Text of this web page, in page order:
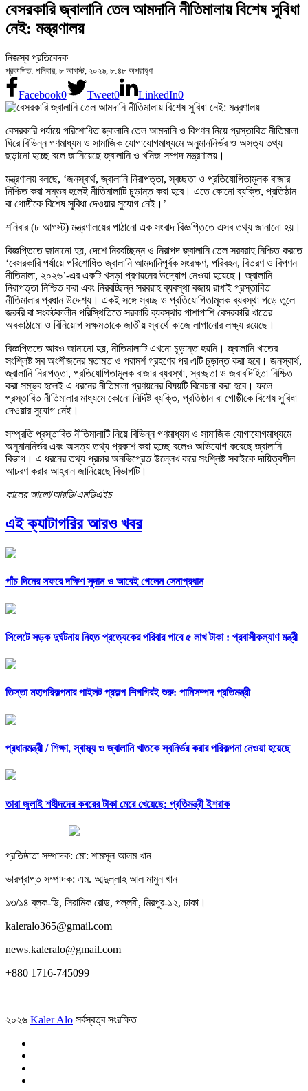
বেসরকারি জ্বালানি তেল আমদানি নীতিমালায় বিশেষ সুবিধা
নেই: মন্ত্রণালয়
নিজস্ব প্রতিবেদক
প্রকাশিত: শনিবার, ৮ আগস্ট, ২০২৬, ৮:৪৮ অপরাহ্ণ
Facebook0 Tweet0 LinkedIn0
বেসরকারি পর্যায়ে পরিশোধিত জ্বালানি তেল আমদানি ও বিপণন নিয়ে প্রস্তাবিত নীতিমালা
ঘিরে বিভিন্ন গণমাধ্যম ও সামাজিক যোগাযোগমাধ্যমে অনুমাননির্ভর ও অসত্য তথ্য
ছড়ানো হচ্ছে বলে জানিয়েছে জ্বালানি ও খনিজ সম্পদ মন্ত্রণালয়।
মন্ত্রণালয় বলছে, ‘জনস্বার্থ, জ্বালানি নিরাপত্তা, স্বচ্ছতা ও প্রতিযোগিতামূলক বাজার
নিশ্চিত করা সম্ভব হলেই নীতিমালাটি চূড়ান্ত করা হবে। এতে কোনো ব্যক্তি, প্রতিষ্ঠান
বা গোষ্ঠীকে বিশেষ সুবিধা দেওয়ার সুযোগ নেই।’
শনিবার (৮ আগস্ট) মন্ত্রণালয়ের পাঠানো এক সংবাদ বিজ্ঞপ্তিতে এসব তথ্য জানানো হয়।
বিজ্ঞপ্তিতে জানানো হয়, দেশে নিরবচ্ছিন্ন ও নিরাপদ জ্বালানি তেল সরবরাহ নিশ্চিত করতে
‘বেসরকারি পর্যায়ে পরিশোধিত জ্বালানি আমদানিপূর্বক সংরক্ষণ, পরিবহন, বিতরণ ও বিপণন
নীতিমালা, ২০২৬’-এর একটি খসড়া প্রণয়নের উদ্যোগ নেওয়া হয়েছে। জ্বালানি
নিরাপত্তা নিশ্চিত করা এবং নিরবচ্ছিন্ন সরবরাহ ব্যবস্থা বজায় রাখাই প্রস্তাবিত
নীতিমালার প্রধান উদ্দেশ্য। একই সঙ্গে স্বচ্ছ ও প্রতিযোগিতামূলক ব্যবস্থা গড়ে তুলে
জরুরি বা সংকটকালীন পরিস্থিতিতে সরকারি ব্যবস্থার পাশাপাশি বেসরকারি খাতের
অবকাঠামো ও বিনিয়োগ সক্ষমতাকে জাতীয় স্বার্থে কাজে লাগানোর লক্ষ্য রয়েছে।
বিজ্ঞপ্তিতে আরও জানানো হয়, নীতিমালাটি এখনো চূড়ান্ত হয়নি। জ্বালানি খাতের
সংশ্লিষ্ট সব অংশীজনের মতামত ও পরামর্শ গ্রহণের পর এটি চূড়ান্ত করা হবে। জনস্বার্থ,
জ্বালানি নিরাপত্তা, প্রতিযোগিতামূলক বাজার ব্যবস্থা, স্বচ্ছতা ও জবাবদিহিতা নিশ্চিত
করা সম্ভব হলেই এ ধরনের নীতিমালা প্রণয়নের বিষয়টি বিবেচনা করা হবে। ফলে
প্রস্তাবিত নীতিমালার মাধ্যমে কোনো নির্দিষ্ট ব্যক্তি, প্রতিষ্ঠান বা গোষ্ঠীকে বিশেষ সুবিধা
দেওয়ার সুযোগ নেই।
সম্প্রতি প্রস্তাবিত নীতিমালাটি নিয়ে বিভিন্ন গণমাধ্যম ও সামাজিক যোগাযোগমাধ্যমে
অনুমাননির্ভর এবং অসত্য তথ্য প্রকাশ করা হচ্ছে বলেও অভিযোগ করেছে জ্বালানি
বিভাগ। এ ধরনের তথ্য প্রচার অনভিপ্রেত উল্লেখ করে সংশ্লিষ্ট সবাইকে দায়িত্বশীল
আচরণ করার আহ্বান জানিয়েছে বিভাগটি।
কালের আলো/আরডি/এমডিএইচ
এই ক্যাটাগরির আরও খবর
পাঁচ দিনের সফরে দক্ষিণ সুদান ও আবেই গেলেন সেনাপ্রধান
সিলেটে সড়ক দুর্ঘটনায় নিহত প্রত্যেকের পরিবার পাবে ৫ লাখ টাকা : প্রবাসীকল্যাণ মন্ত্রী
তিস্তা মহাপরিকল্পনার পাইলট প্রকল্প শিগগিরই শুরু: পানিসম্পদ প্রতিমন্ত্রী
প্রধানমন্ত্রী /শিক্ষা, স্বাস্থ্য ও জ্বালানি খাতকে স্বনির্ভর করার পরিকল্পনা নেওয়া হয়েছে
তারা জুলাই শহীদদের কবরের টাকা মেরে খেয়েছে: প্রতিমন্ত্রী ইশরাক
প্রতিষ্ঠাতা সম্পাদক: মো: শামসুল আলম খান
ভারপ্রাপ্ত সম্পাদক: এম. আব্দুল্লাহ আল মামুন খান
১৩/১৪ ব্লক-ডি, সিরামিক রোড, পল্লবী, মিরপুর-১২, ঢাকা।
kaleralo365@gmail.com
news.kaleralo@gmail.com
+880 1716-745099
২০২৬ Kaler Alo সর্বস্বত্ব সংরক্ষিত